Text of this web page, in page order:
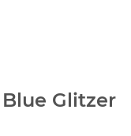
Blue Glitzer